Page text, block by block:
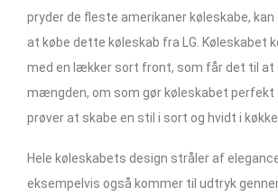
pryder de fleste amerikaner køleskabe,
at købe dette køleskab fra LG. Køleskabet
med en lækker sort front, som får det til at
mængden, om som gør køleskabet perfekt
prøver at skabe en stil i sort og hvidt i
Hele køleskabets design stråler af
eksempelvis også kommer til udtryk